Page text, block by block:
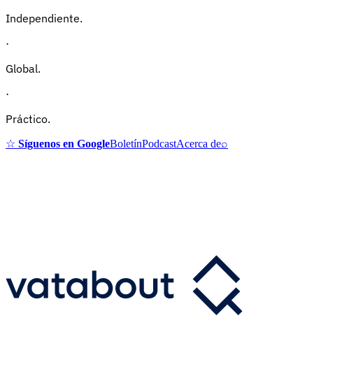
Independiente.
·
Global.
·
Práctico.
☆ Síguenos en GoogleBoletínPodcastAcerca de⌕